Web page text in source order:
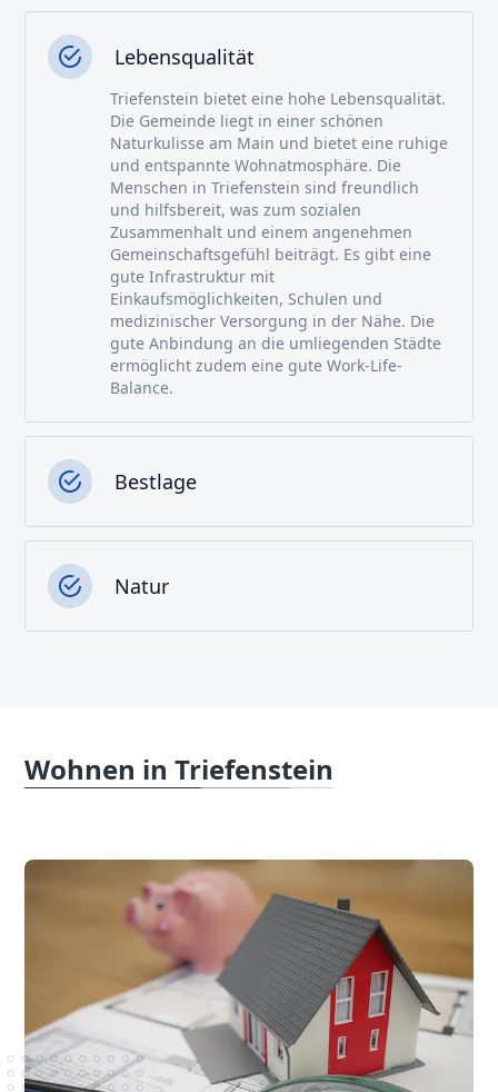
Lebensqualität
Triefenstein bietet eine hohe Lebensqualität.
Die Gemeinde liegt in einer schönen
Naturkulisse am Main und bietet eine ruhige
und entspannte Wohnatmosphäre. Die
Menschen in Triefenstein sind freundlich
und hilfsbereit, was zum sozialen
Zusammenhalt und einem angenehmen
Gemeinschaftsgefühl beiträgt. Es gibt eine
gute Infrastruktur mit
Einkaufsmöglichkeiten, Schulen und
medizinischer Versorgung in der Nähe. Die
gute Anbindung an die umliegenden Städte
ermöglicht zudem eine gute Work-Life-
Balance.
Bestlage
Natur
Wohnen in Triefenstein